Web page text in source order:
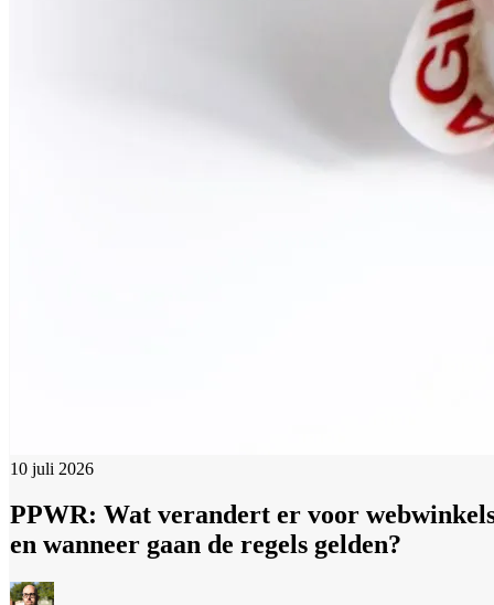
10 juli 2026
PPWR: Wat verandert er voor
en wanneer gaan de regels gelden?